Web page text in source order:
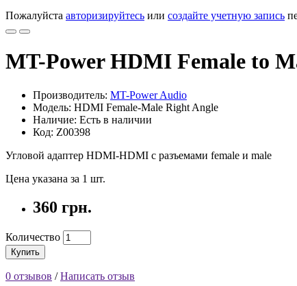
Пожалуйста авторизируйтесь или создайте учетную запись
MT-Power HDMI Female to
Производитель: MT-Power Audio
Модель: HDMI Female-Male Right Angle
Наличие: Есть в наличии
Код: Z00398
Угловой адаптер HDMI-HDMI с разъемами female и male
Цена указана за 1 шт.
360 грн.
Количество
Купить
0 отзывов /Написать отзыв